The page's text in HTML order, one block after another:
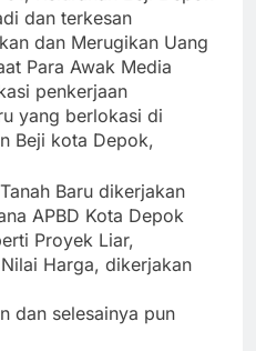
dan terkesan
dan Merugikan Uang
Para Awak Media
penkerjaan
yang berlokasi di
Beji kota Depok,
Baru dikerjakan
APBD Kota Depok
Proyek Liar,
Harga, dikerjakan
dan selesainya pun